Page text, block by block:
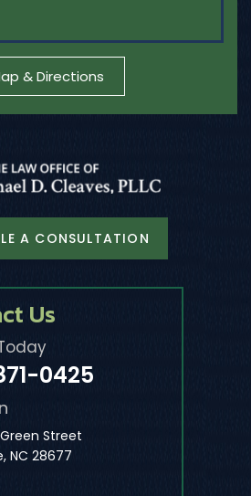
& Directions
A CONSULTATION
Us
0425
Street
NC 28677